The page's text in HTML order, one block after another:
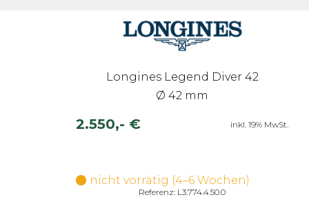
Longines Legend Diver 42
Ø 42 mm
2.550,- € inkl. 19% MwSt.
nicht vorrätig (4–6 Wochen)
Referenz: L3.774.4.50.0